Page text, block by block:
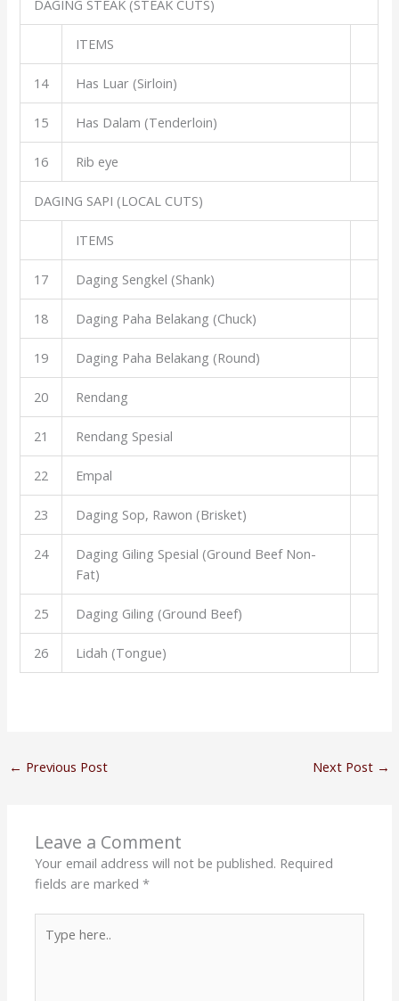
DAGING STEAK (STEAK CUTS)
ITEMS
14 Has Luar (Sirloin)
15 Has Dalam (Tenderloin)
16 Rib eye
DAGING SAPI (LOCAL CUTS)
ITEMS
17 Daging Sengkel (Shank)
18 Daging Paha Belakang (Chuck)
19 Daging Paha Belakang (Round)
20 Rendang
21 Rendang Spesial
22 Empal
23 Daging Sop, Rawon (Brisket)
24
Daging Giling Spesial (Ground Beef Non-
Fat)
25 Daging Giling (Ground Beef)
26 Lidah (Tongue)
← Previous Post Next Post →
Leave a Comment
Your email address will not be published. Required
fields are marked*
here..